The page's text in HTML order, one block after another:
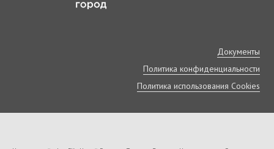
Документы
Политика конфиденциальности
Политика использования Cookies